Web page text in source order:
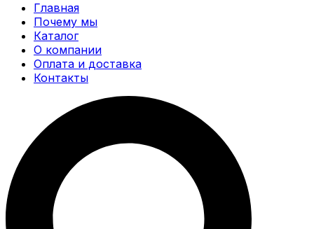
Главная
Почему мы
Каталог
О компании
Оплата и доставка
Контакты